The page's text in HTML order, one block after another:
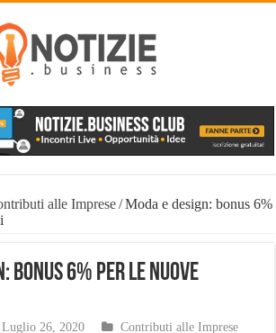
alle Imprese/Moda e design: bonus 6%
bonus 6% per le nuove
Luglio 26, 2020
Contributi alle Imprese